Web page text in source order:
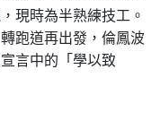
現時為半熟練技工。
跑道再出發，倫鳳波
言中的「學以致